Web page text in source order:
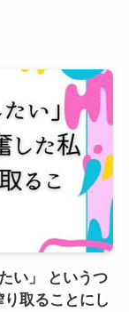
い」 というつ
取ることにし